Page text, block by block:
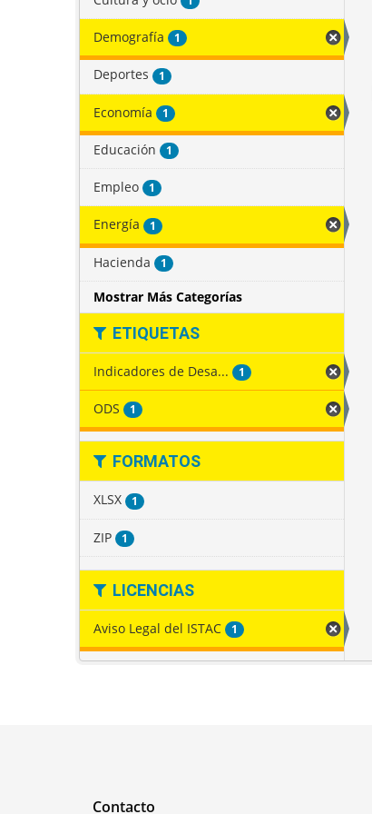
Demografía 1
Deportes 1
Economía 1
Educación 1
Empleo 1
Energía 1
Hacienda 1
Mostrar Más Categorías
ETIQUETAS
Indicadores de Desa... 1
ODS 1
FORMATOS
XLSX 1
ZIP 1
LICENCIAS
Aviso Legal del ISTAC 1
Contacto